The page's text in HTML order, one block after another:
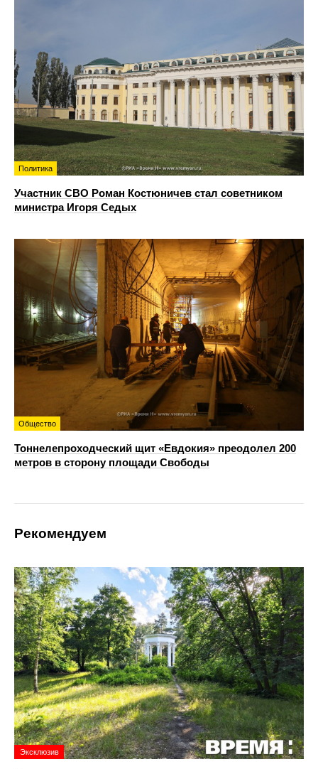
Политика
Участник СВО Роман Костюничев стал советником
министра Игоря Седых
Общество
Тоннелепроходческий щит «Евдокия» преодолел 200
метров в сторону площади Свободы
Рекомендуем
Эксклюзив